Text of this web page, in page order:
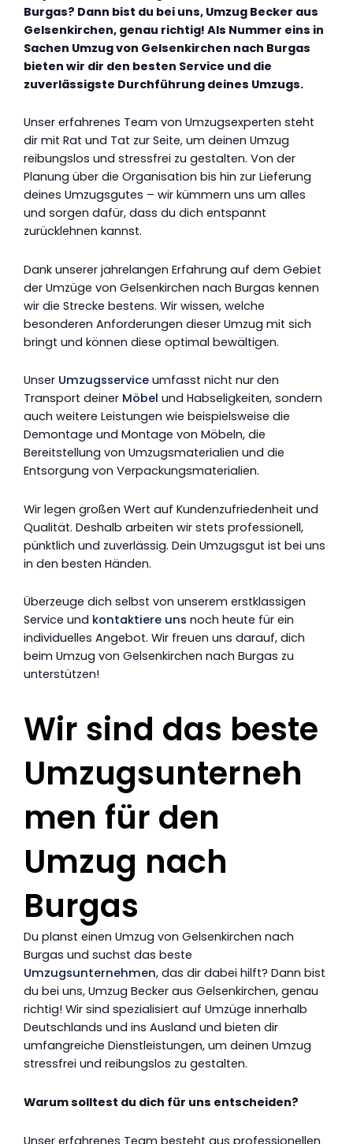
Burgas? Dann bist du bei uns, Umzug Becker aus
Gelsenkirchen, genau richtig! Als Nummer eins in
Sachen Umzug von Gelsenkirchen nach Burgas
bieten wir dir den besten Service und die
zuverlässigste Durchführung deines Umzugs.
Unser erfahrenes Team von Umzugsexperten steht
dir mit Rat und Tat zur Seite, um deinen Umzug
reibungslos und stressfrei zu gestalten. Von der
Planung über die Organisation bis hin zur Lieferung
deines Umzugsgutes – wir kümmern uns um alles
und sorgen dafür, dass du dich entspannt
zurücklehnen kannst.
Dank unserer jahrelangen Erfahrung auf dem Gebiet
der Umzüge von Gelsenkirchen nach Burgas kennen
wir die Strecke bestens. Wir wissen, welche
besonderen Anforderungen dieser Umzug mit sich
bringt und können diese optimal bewältigen.
Unser Umzugsservice umfasst nicht nur den
Transport deiner Möbel und Habseligkeiten, sondern
auch weitere Leistungen wie beispielsweise die
Demontage und Montage von Möbeln, die
Bereitstellung von Umzugsmaterialien und die
Entsorgung von Verpackungsmaterialien.
Wir legen großen Wert auf Kundenzufriedenheit und
Qualität. Deshalb arbeiten wir stets professionell,
pünktlich und zuverlässig. Dein Umzugsgut ist bei uns
in den besten Händen.
Überzeuge dich selbst von unserem erstklassigen
Service und kontaktiere uns noch heute für ein
individuelles Angebot. Wir freuen uns darauf, dich
beim Umzug von Gelsenkirchen nach Burgas zu
unterstützen!
Wir sind das beste
Umzugsunterneh
men für den
Umzug nach
Burgas
Du planst einen Umzug von Gelsenkirchen nach
Burgas und suchst das beste
Umzugsunternehmen, das dir dabei hilft? Dann bist
du bei uns, Umzug Becker aus Gelsenkirchen, genau
richtig! Wir sind spezialisiert auf Umzüge innerhalb
Deutschlands und ins Ausland und bieten dir
umfangreiche Dienstleistungen, um deinen Umzug
stressfrei und reibungslos zu gestalten.
Warum solltest du dich für uns entscheiden?
Unser erfahrenes Team besteht aus professionellen